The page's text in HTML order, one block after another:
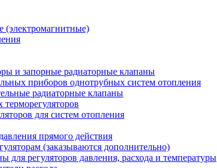
(электромагнитные)
и запорные радиаторные клапаны
приборов однотрубных систем отопления
радиаторные клапаны
для систем отопления
прямого действия
(заказываются дополнительно)
для регуляторов давления, расхода и температуры